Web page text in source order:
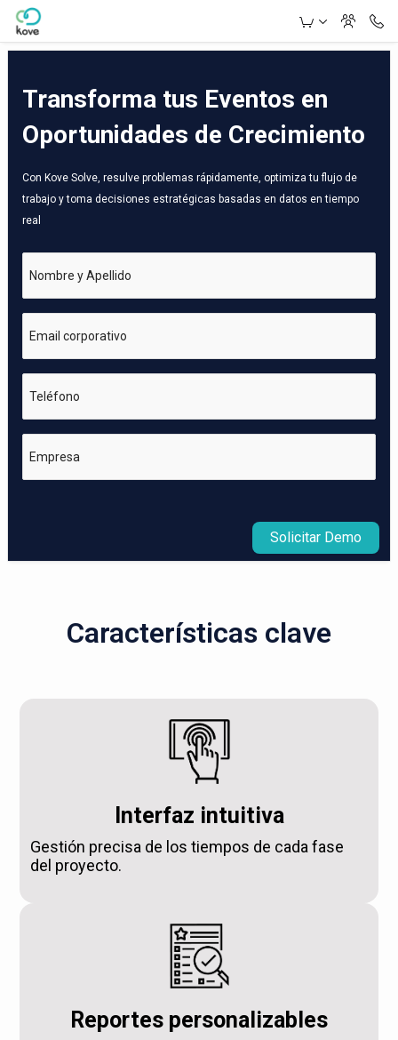
Skip to Main Content
Transforma tus Eventos en
Oportunidades de Crecimiento
Con Kove Solve, resulve problemas rápidamente, optimiza tu flujo de
trabajo y toma decisiones estratégicas basadas en datos en tiempo
real
Nombre y Apellido
Email corporativo
Teléfono
Empresa
Solicitar Demo
Características clave
Interfaz intuitiva
Gestión precisa de los tiempos de cada fase
del proyecto.
Reportes personalizables